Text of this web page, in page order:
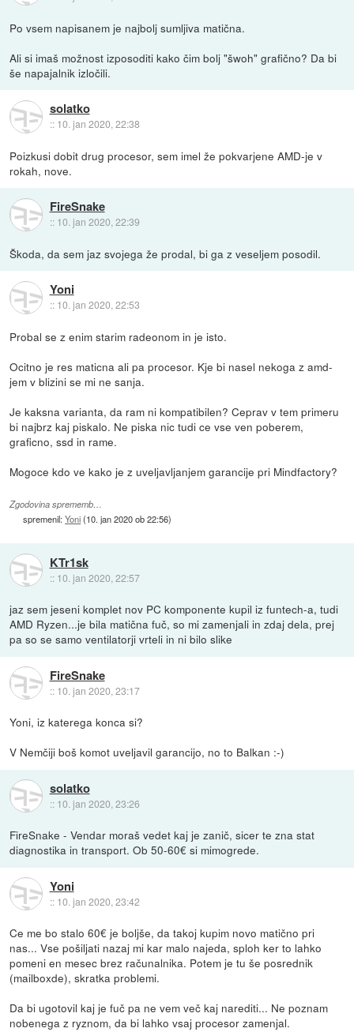
Po vsem napisanem je najbolj sumljiva matična.
Ali si imaš možnost izposoditi kako čim bolj "šwoh" grafično? Da bi
še napajalnik izločili.
solatko
:: 10. jan 2020, 22:38
Poizkusi dobit drug procesor, sem imel že pokvarjene AMD-je v
rokah, nove.
FireSnake
:: 10. jan 2020, 22:39
Škoda, da sem jaz svojega že prodal, bi ga z veseljem posodil.
Yoni
:: 10. jan 2020, 22:53
Probal se z enim starim radeonom in je isto.
Ocitno je res maticna ali pa procesor. Kje bi nasel nekoga z amd-
jem v blizini se mi ne sanja.
Je kaksna varianta, da ram ni kompatibilen? Ceprav v tem primeru
bi najbrz kaj piskalo. Ne piska nic tudi ce vse ven poberem,
graficno, ssd in rame.
Mogoce kdo ve kako je z uveljavljanjem garancije pri Mindfactory?
Zgodovina sprememb…
spremenil:Yoni(10. jan 2020 ob 22:56)
KTr1sk
:: 10. jan 2020, 22:57
jaz sem jeseni komplet nov PC komponente kupil iz funtech-a, tudi
AMD Ryzen...je bila matična fuč, so mi zamenjali in zdaj dela, prej
pa so se samo ventilatorji vrteli in ni bilo slike
FireSnake
:: 10. jan 2020, 23:17
Yoni, iz katerega konca si?
V Nemčiji boš komot uveljavil garancijo, no to Balkan :-)
solatko
:: 10. jan 2020, 23:26
FireSnake - Vendar moraš vedet kaj je zanič, sicer te zna stat
diagnostika in transport. Ob 50-60€ si mimogrede.
Yoni
:: 10. jan 2020, 23:42
Ce me bo stalo 60€ je boljše, da takoj kupim novo matično pri
nas... Vse pošiljati nazaj mi kar malo najeda, sploh ker to lahko
pomeni en mesec brez računalnika. Potem je tu še posrednik
(mailboxde), skratka problemi.
Da bi ugotovil kaj je fuč pa ne vem več kaj narediti... Ne poznam
nobenega z ryznom, da bi lahko vsaj procesor zamenjal.